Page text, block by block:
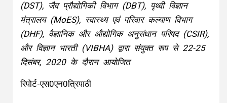
(DST), जैव प्रौद्योगिकी विभाग (DBT), पृथ्वी विज्ञान
मंत्रालय (MoES), स्वास्थ्य एवं परिवार कल्याण विभाग
(DHF), वैज्ञानिक और औद्योगिक अनुसंधान परिषद (CSIR),
और विज्ञान भारती (VIBHA) द्वारा संयुक्त रूप से 22-25
दिसंबर, 2020 के दौरान आयोजित
रिपोर्ट-एस0एन0त्रिपाठी